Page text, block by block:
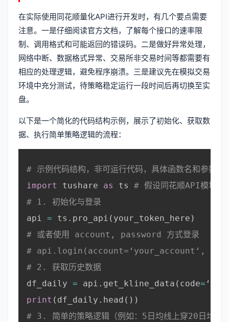
在实际使用同花顺量化API进行开发时，有几个要点需要
注意。一是仔细阅读官方文档，了解每个接口的速率限
制、调用格式和可能返回的错误码。二是做好异常处理，
网络中断、数据格式异常、交易所非交易时间等都需要有
相应的处理逻辑，避免程序崩溃。三是建议先在模拟交易
环境中充分测试，待策略稳定运行一段时间后再切换至实
盘。
以下是一个简化的代码结构示例，展示了初始化、获取数
据、执行简单策略逻辑的流程：
# 示例代码结构，非可运行代码，具体函数名和参数请
import
tushare as ts # 假设同花顺API模块名
# 1. 初始化与登录
api = ts . pro_api ( your_token_here )
# 或者使用 account, password 方式登录
# api.login(account=‘your_account‘,
# 2. 获取历史数据
df_daily = api . get_kline_data ( code= ‘
print ( df_daily . head ( ) )
# 3. 简单的策略逻辑（例如：5日均线上穿20日均线